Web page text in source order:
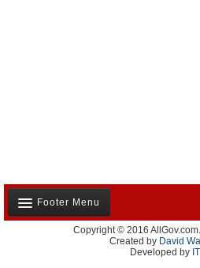
Footer Menu
Notre
Contactez-
Copyright © 2016
Created by David
Developed by